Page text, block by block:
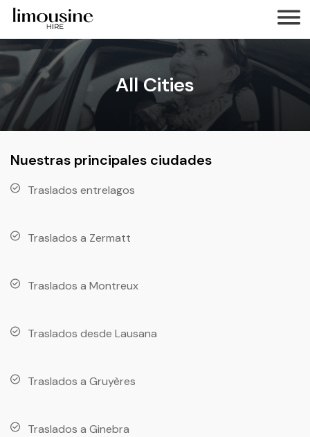
All Cities
Nuestras principales ciudades
Traslados entrelagos
Traslados a Zermatt
Traslados a Montreux
Traslados desde Lausana
Traslados a Gruyères
Traslados a Ginebra